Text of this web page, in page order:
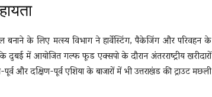
बनाने के लिए मत्स्य विभाग ने हार्वेस्टिंग, पैकेजिंग और परिवहन के
में आयोजित गल्फ फूड एक्सपो के दौरान अंतरराष्ट्रीय खरीदारों
और दक्षिण-पूर्व एशिया के बाजारों में भी उत्तराखंड की ट्राउट मछली